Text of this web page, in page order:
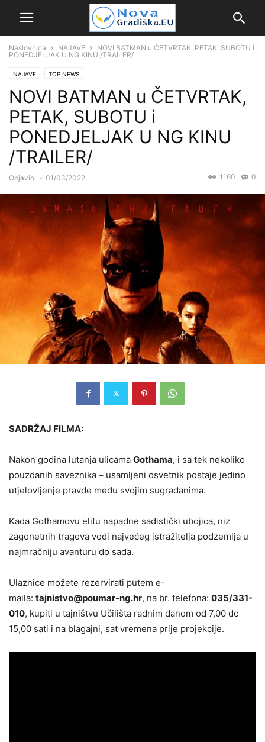
Naslovnica NAJAVE
NOVI BATMAN u ČETVRTAK, PETAK, SUBOTU i
PONEDJELJAK U NG KINU /TRAILER/
NAJAVE TOP NEWS
NOVI BATMAN u ČETVRTAK,
PETAK, SUBOTU i
PONEDJELJAK U NG KINU
/TRAILER/
Objavio - 01/03/2022 0
1160
SADRŽAJ FILMA:
Nakon godina lutanja ulicama Gothama, i sa tek nekoliko
pouzdanih saveznika – usamljeni osvetnik postaje jedino
utjelovljenje pravde među svojim sugrađanima.
Kada Gothamovu elitu napadne sadistički ubojica, niz
zagonetnih tragova vodi najvećeg istražitelja podzemlja u
najmračniju avanturu do sada.
Ulaznice možete rezervirati putem e-
maila: tajnistvo@poumar-ng.hr, na br. telefona: 035/331-
010, kupiti u tajništvu Učilišta radnim danom od 7,00 do
15,00 sati i na blagajni, sat vremena prije projekcije.